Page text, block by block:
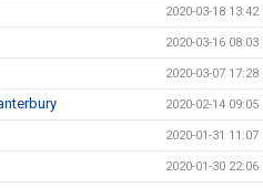
2020-03-18 13:42
2020-03-16 08:03
2020-03-07 17:28
2020-02-14 09:05
2020-01-31 11:07
2020-01-30 22:06